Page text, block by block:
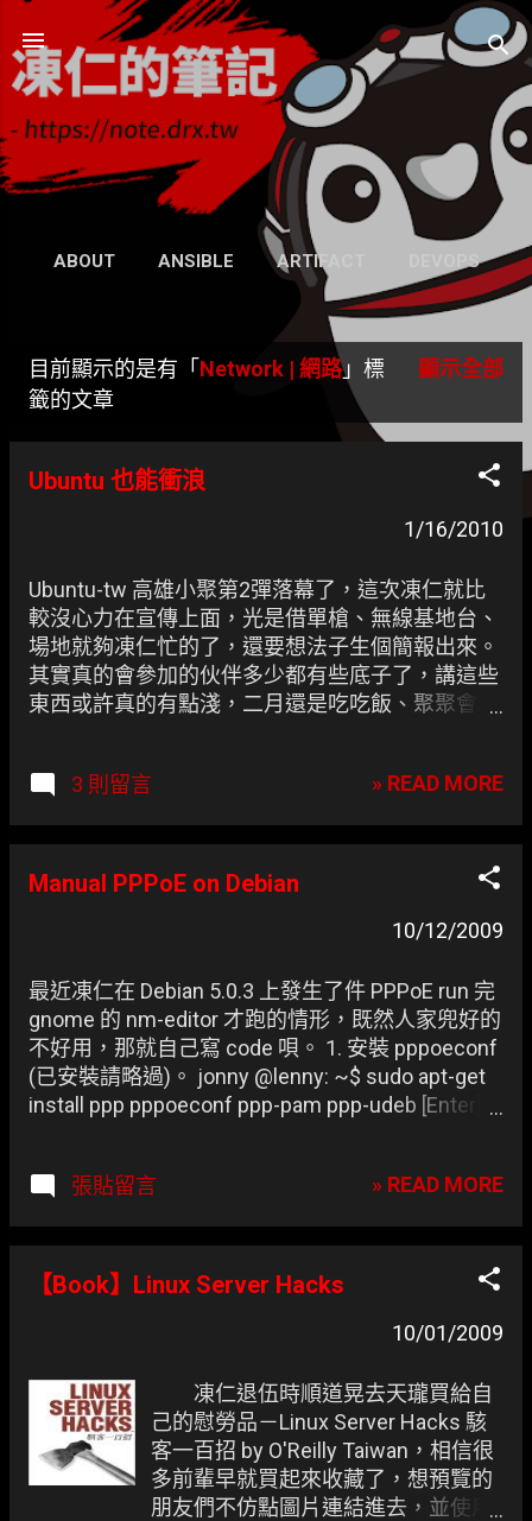
跳到主要內容
凍仁的筆記
- https://note.drx.tw
網頁
ABOUT ANSIBLE ARTIFACT DEVOPS
WIKI 更多…
GRAVATAR
發
表
文
目前顯示的是有「Network | 網路」標
籤的文章
顯示全部
Ubuntu 也能衝浪
1/16/2010
Ubuntu-tw 高雄小聚第2彈落幕了，這次凍仁就比
較沒心力在宣傳上面，光是借單槍、無線基地台、
場地就夠凍仁忙的了，還要想法子生個簡報出來。
其實真的會參加的伙伴多少都有些底子了，講這些
東西或許真的有點淺，二月還是吃吃飯、聚聚會就
也說不定。 凍仁也跟大家分享了一套 Soft KVM ----
用圖形化設定，透過它我們就可以只使用同一組鍵
盤(Keyboard)、螢幕(Video)、滑鼠(Mouse) 來控制
迅參加 Ubuntu 高雄小聚，要不是有你們凍仁可能
結： ★ Ubuntu 高雄小聚會#2 @Facebook
3 則留言 » READ MORE
Manual PPPoE on Debian
10/12/2009
最近凍仁在 Debian 5.0.3 上發生了件 PPPoE run 完
gnome 的 nm-editor 才跑的情形，既然人家兜好的
不好用，那就自己寫 code 唄。 1. 安裝 pppoeconf
(已安裝請略過)。 jonny @lenny: ~$ sudo apt-get
install ppp pppoeconf ppp-pam ppp-udeb [Enter] 2.
[Enter] 3. 將區網設為 dhcp 並註解 pppoe 的
/etc/network/interfaces [Enter] # The loopback
network interface auto lo iface lo inet loopback #
The primary network interface allow-hotplug eth0
iface eth0 inet dhcp # dns-* options are
installed # PPPoE # auto dsl-provider # iface dsl-
provider inet ppp # pre-up /sbin/ifconfig eth0 up #
line maintained by pppoeconf # provider dsl-
provider 4. 撰寫 bash script。 jonny @lenny: ~$ vi
dsl-up [Enter] # #! /bin/bash #Stop all of PPPoE
張貼留言 » READ MORE
【Book】Linux Server Hacks
10/01/2009
凍仁退伍時順道晃去天瓏買給自
己的慰勞品－Linux Server Hacks 駭
客一百招 by O'Reilly Taiwan，相信很
多前輩早就買起來收藏了，想預覽的
朋友們不仿點圖片連結進去，並使用